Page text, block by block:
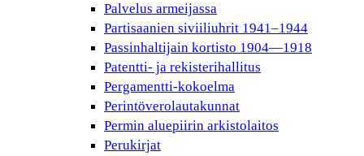
Palvelus armeijassa
Partisaanien siviiliuhrit 1941–1944
Passinhaltijain kortisto 1904—1918
Patentti- ja rekisterihallitus
Pergamentti-kokoelma
Perintöverolautakunnat
Permin aluepiirin arkistolaitos
Perukirjat